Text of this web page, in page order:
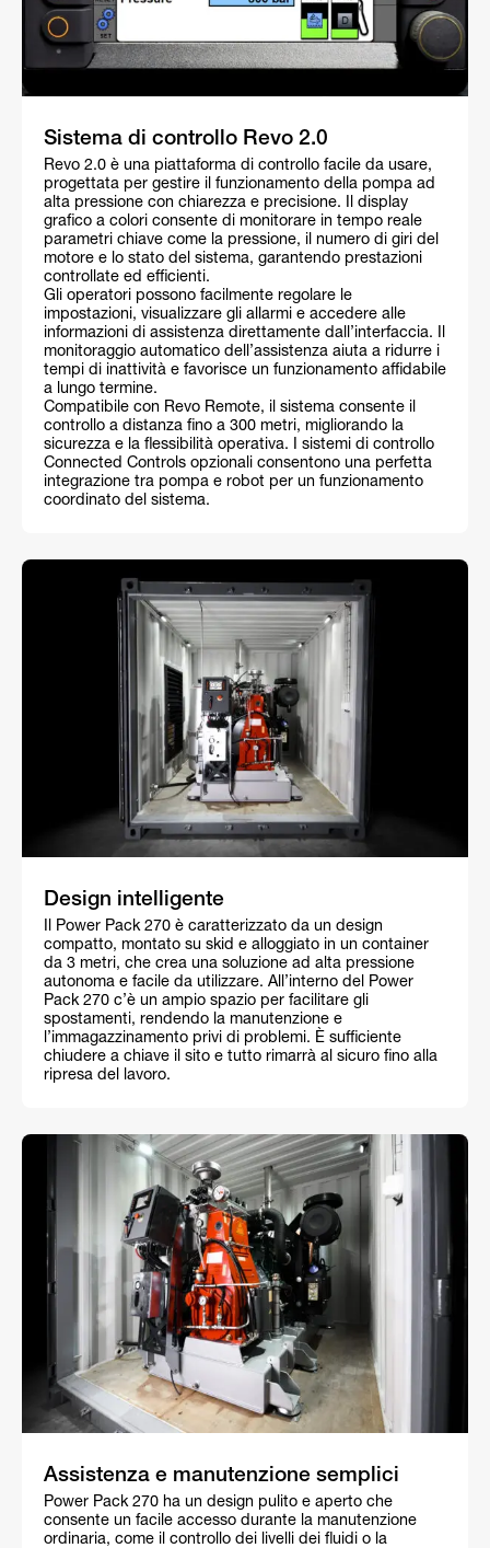
Sistema di controllo Revo 2.0
Revo 2.0 è una piattaforma di controllo facile da usare,
progettata per gestire il funzionamento della pompa ad
alta pressione con chiarezza e precisione. Il display
grafico a colori consente di monitorare in tempo reale
parametri chiave come la pressione, il numero di giri del
motore e lo stato del sistema, garantendo prestazioni
controllate ed efficienti.
Gli operatori possono facilmente regolare le
impostazioni, visualizzare gli allarmi e accedere alle
informazioni di assistenza direttamente dall’interfaccia. Il
monitoraggio automatico dell’assistenza aiuta a ridurre i
tempi di inattività e favorisce un funzionamento affidabile
a lungo termine.
Compatibile con Revo Remote, il sistema consente il
controllo a distanza fino a 300 metri, migliorando la
sicurezza e la flessibilità operativa. I sistemi di controllo
Connected Controls opzionali consentono una perfetta
integrazione tra pompa e robot per un funzionamento
coordinato del sistema.
Design intelligente
Il Power Pack 270 è caratterizzato da un design
compatto, montato su skid e alloggiato in un container
da 3 metri, che crea una soluzione ad alta pressione
autonoma e facile da utilizzare. All’interno del Power
Pack 270 c’è un ampio spazio per facilitare gli
spostamenti, rendendo la manutenzione e
l’immagazzinamento privi di problemi. È sufficiente
chiudere a chiave il sito e tutto rimarrà al sicuro fino alla
ripresa del lavoro.
Assistenza e manutenzione semplici
Power Pack 270 ha un design pulito e aperto che
consente un facile accesso durante la manutenzione
ordinaria, come il controllo dei livelli dei fluidi o la